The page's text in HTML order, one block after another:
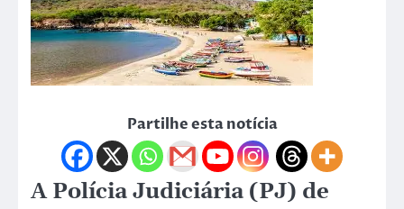
Partilhe esta notícia
A Polícia Judiciária (PJ) de